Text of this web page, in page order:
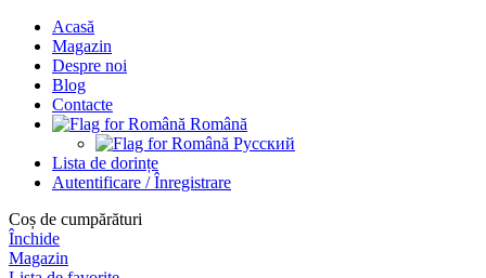
Acasă
Magazin
Despre noi
Blog
Contacte
Română
Русский
Lista de dorințe
Autentificare / Înregistrare
Coș de cumpărături
Închide
Magazin